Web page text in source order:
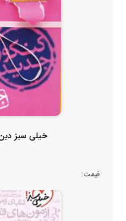
خیلی سبز
قیمت: